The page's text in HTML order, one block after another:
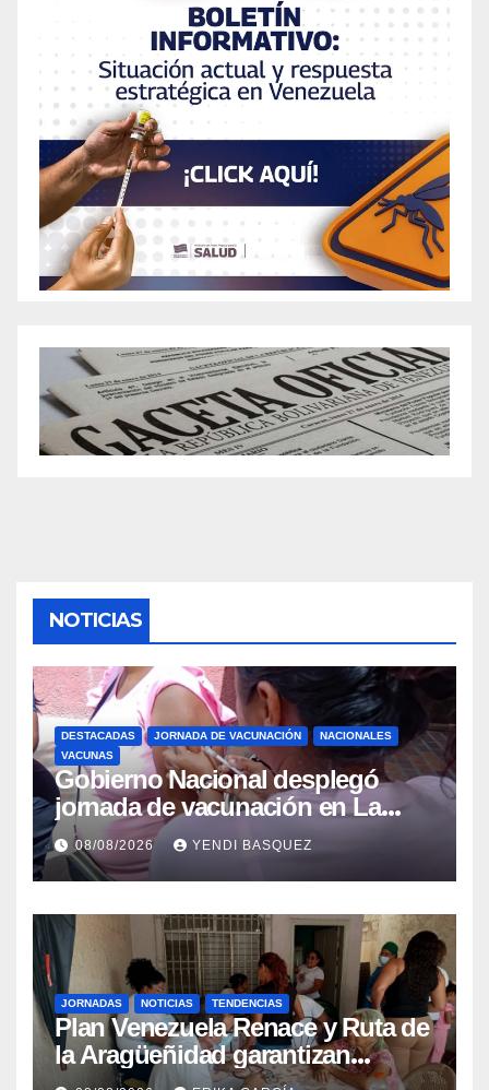
NOTICIAS
DESTACADAS JORNADA DE VACUNACIÓN
NACIONALES
VACUNAS
Gobierno Nacional desplegó
jornada de vacunación en La
Guaira para garantizar protección
epidemiológica
08/08/2026 YENDI BASQUEZ
JORNADAS NOTICIAS TENDENCIAS
Plan Venezuela Renace y Ruta de
la Aragüeñidad garantizan
atención médica integral en